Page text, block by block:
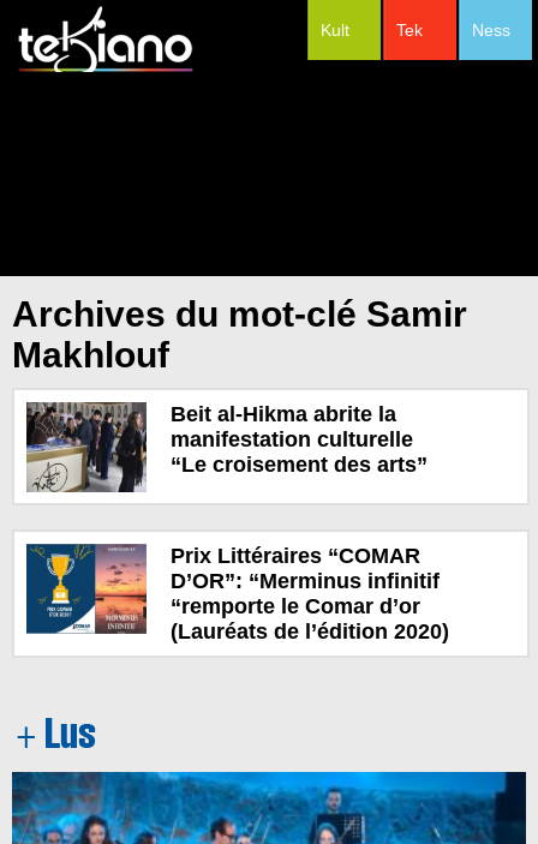
Ness
Tek
Kult
Archives du mot-clé Samir
Makhlouf
Beit al-Hikma abrite la
manifestation culturelle
“Le croisement des arts”
Prix Littéraires “COMAR
D’OR”: “Merminus infinitif
“remporte le Comar d’or
(Lauréats de l’édition 2020)